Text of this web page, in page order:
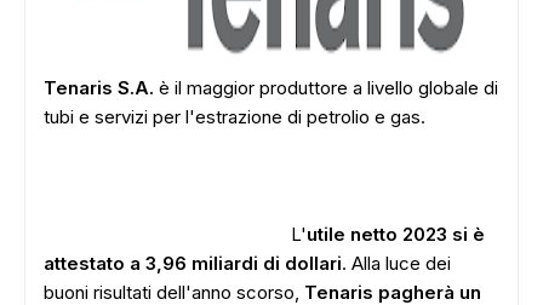
Tenaris S.A. è il maggior produttore a livello globale di
tubi e servizi per l'estrazione di petrolio e gas.
L'utile netto 2023 si è
attestato a 3,96 miliardi di dollari. Alla luce dei
buoni risultati dell'anno scorso, Tenaris pagherà un